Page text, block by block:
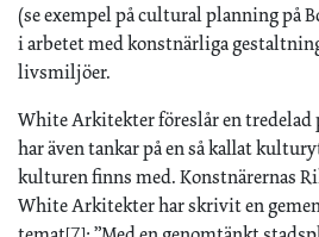
(se exempel på cultural planning på
i arbetet med konstnärliga
livsmiljöer.
White Arkitekter föreslår en tredelad
har även tankar på en så kallat
kulturen finns med. Konstnärernas
White Arkitekter har skrivit en